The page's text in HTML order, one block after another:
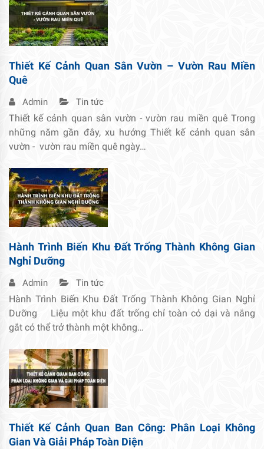
Thiết Kế Cảnh Quan Sân Vườn – Vườn Rau Miền
Quê
Admin Tin tức
Thiết kế cảnh quan sân vườn - vườn rau miền quê Trong
những năm gần đây, xu hướng Thiết kế cảnh quan sân
vườn - vườn rau miền quê ngày…
Hành Trình Biến Khu Đất Trống Thành Không Gian
Nghỉ Dưỡng
Admin Tin tức
Hành Trình Biến Khu Đất Trống Thành Không Gian Nghỉ
Dưỡng Liệu một khu đất trống chỉ toàn cỏ dại và nắng
gắt có thể trở thành một không…
Thiết Kế Cảnh Quan Ban Công: Phân Loại Không
Gian Và Giải Pháp Toàn Diện